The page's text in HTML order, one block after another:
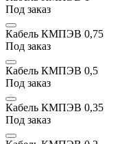
Под заказ
Кабель КМПЭВ 0,75
Под заказ
Кабель КМПЭВ 0,5
Под заказ
Кабель КМПЭВ 0,35
Под заказ